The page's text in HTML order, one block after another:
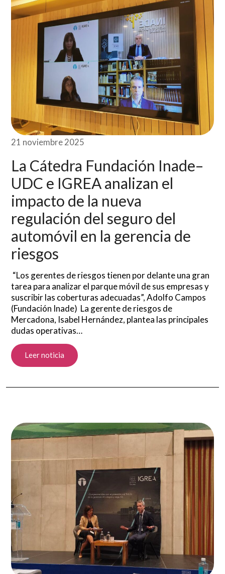
21 noviembre 2025
La Cátedra Fundación Inade–
UDC e IGREA analizan el
impacto de la nueva
regulación del seguro del
automóvil en la gerencia de
riesgos
“Los gerentes de riesgos tienen por delante una gran
tarea para analizar el parque móvil de sus empresas y
suscribir las coberturas adecuadas”, Adolfo Campos
(Fundación Inade) La gerente de riesgos de
Mercadona, Isabel Hernández, plantea las principales
dudas operativas…
Leer noticia